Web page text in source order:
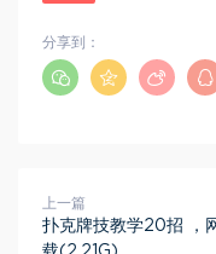
分享到：
上一篇
扑克牌技教学20招 ，